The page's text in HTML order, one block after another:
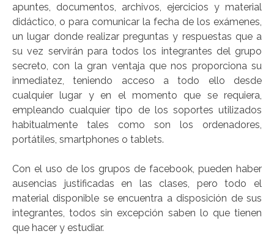
apuntes, documentos, archivos, ejercicios y material
didáctico, o para comunicar la fecha de los exámenes,
un lugar donde realizar preguntas y respuestas que a
su vez servirán para todos los integrantes del grupo
secreto, con la gran ventaja que nos proporciona su
inmediatez, teniendo acceso a todo ello desde
cualquier lugar y en el momento que se requiera,
empleando cualquier tipo de los soportes utilizados
habitualmente tales como son los ordenadores,
portátiles, smartphones o tablets.
Con el uso de los grupos de facebook, pueden haber
ausencias justificadas en las clases, pero todo el
material disponible se encuentra a disposición de sus
integrantes, todos sin excepción saben lo que tienen
que hacer y estudiar.